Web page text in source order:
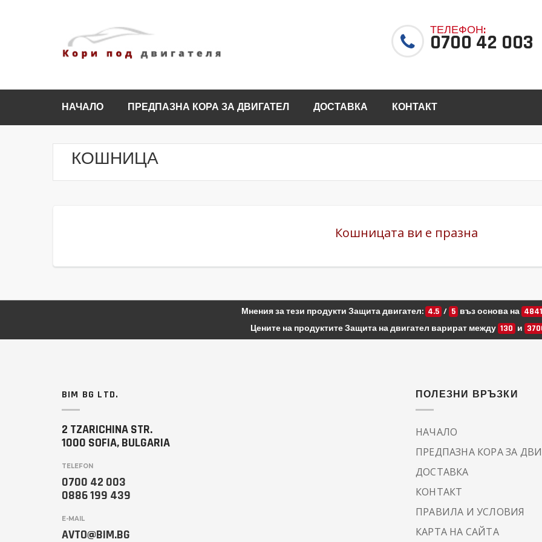
ТЕЛЕФОН:
0700 42 003
НАЧАЛО ПРЕДПАЗНА КОРА ЗА ДВИГАТЕЛ ДОСТАВКА КОНТАКТ
КОШНИЦА
Кошницата ви е празна
Мнения за тези продукти Защита двигател: 4.5 / 5 въз основа на 4841
Цените на продуктите Защита на двигател варират между 130 и
BIM BG LTD.
2 TZARICHINA STR.
1000 SOFIA, BULGARIA
TELEFON
0700 42 003
0886 199 439
E-MAIL
AVTO@BIM.BG
ПОЛЕЗНИ ВРЪЗКИ
НАЧАЛО
ПРЕДПАЗНА КОРА ЗА
ДОСТАВКА
КОНТАКТ
ПРАВИЛА И УСЛОВИЯ
КАРТА НА САЙТА